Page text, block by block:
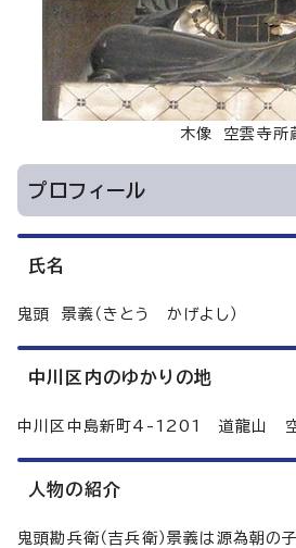
木像 空雲寺所
プロフィール
氏名
鬼頭 景義（きとう かげよし）
中川区内のゆかりの地
中川区中島新町4-1201 道龍山
人物の紹介
鬼頭勘兵衛（吉兵衛）景義は源為朝の